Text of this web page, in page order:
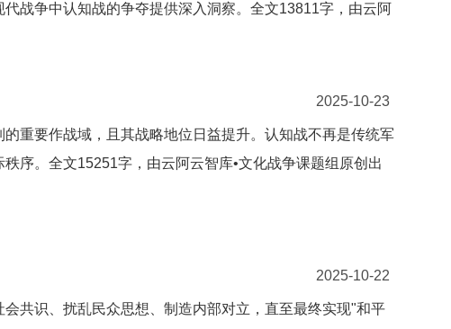
战争中认知战的争夺提供深入洞察。全文13811字，由云阿
2025-10-23
重要作战域，且其战略地位日益提升。认知战不再是传统军
序。全文15251字，由云阿云智库•文化战争课题组原创出
2025-10-22
共识、扰乱民众思想、制造内部对立，直至最终实现"和平